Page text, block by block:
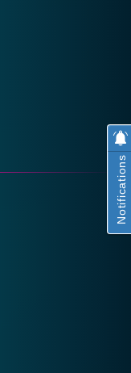
Notifications